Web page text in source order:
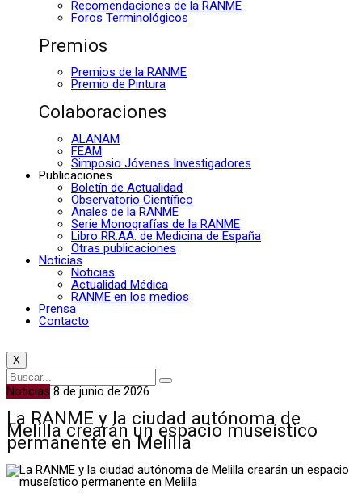
Recomendaciones de la RANME
Foros Terminológicos
Premios
Premios de la RANME
Premio de Pintura
Colaboraciones
ALANAM
FEAM
Simposio Jóvenes Investigadores
Publicaciones
Boletín de Actualidad
Observatorio Científico
Anales de la RANME
Serie Monografías de la RANME
Libro RR.AA. de Medicina de España
Otras publicaciones
Noticias
Noticias
Actualidad Médica
RANME en los medios
Prensa
Contacto
X
Noticias 8 de junio de 2026
La RANME y la ciudad autónoma de
Melilla crearán un espacio museístico
permanente en Melilla